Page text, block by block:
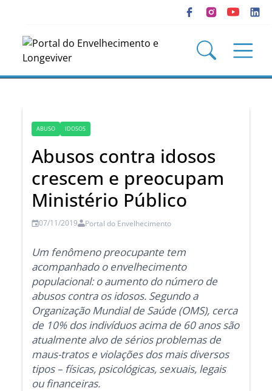
ABUSO IDOSOS
Abusos contra idosos
crescem e preocupam
Ministério Público
07/11/2019 Portal do Envelhecimento
Um fenômeno preocupante tem
acompanhado o envelhecimento
populacional: o aumento do número de
abusos contra os idosos. Segundo a
Organização Mundial de Saúde (OMS), cerca
de 10% dos indivíduos acima de 60 anos são
atualmente alvo de sérios problemas de
maus-tratos e violações dos mais diversos
tipos – físicas, psicológicas, sexuais, legais
ou financeiras.